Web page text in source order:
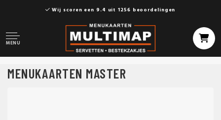
Wij scoren een 9.4 uit 1256 beoordelingen
MENU
MENUKAARTEN MASTER